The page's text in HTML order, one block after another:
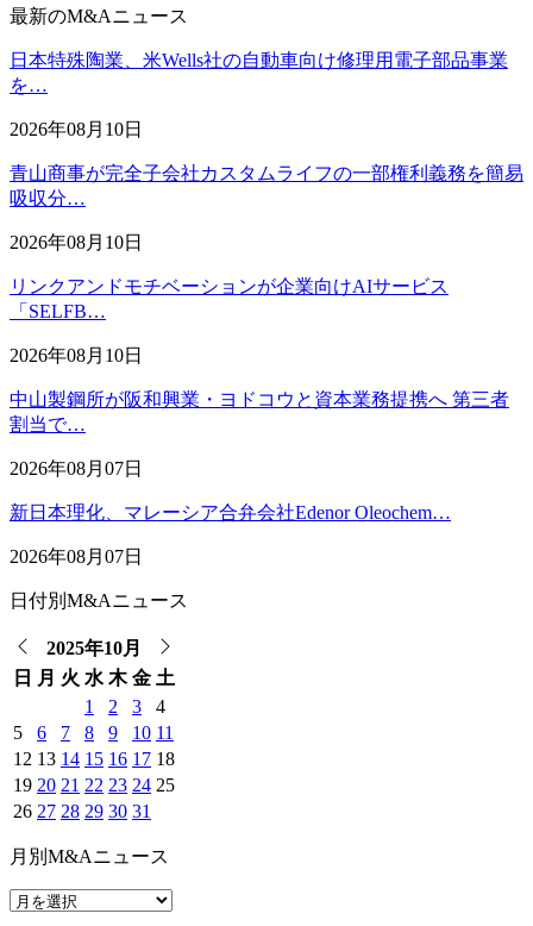
最新のM&Aニュース
日本特殊陶業、米Wells社の自動車向け修理用電子部品事業
を…
2026年08月10日
青山商事が完全子会社カスタムライフの一部権利義務を簡易
吸収分…
2026年08月10日
リンクアンドモチベーションが企業向けAIサービス
「SELFB…
2026年08月10日
中山製鋼所が阪和興業・ヨドコウと資本業務提携へ 第三者
割当で…
2026年08月07日
新日本理化、マレーシア合弁会社Edenor Oleochem…
2026年08月07日
日付別M&Aニュース
2025年10月
日
月 火 水 木 金 土
1
2 3
4
5
6 7 8 9 10 11
12 13 14 15 16 17 18
19 20 21 22 23 24 25
26 27 28 29 30 31
月別M&Aニュース